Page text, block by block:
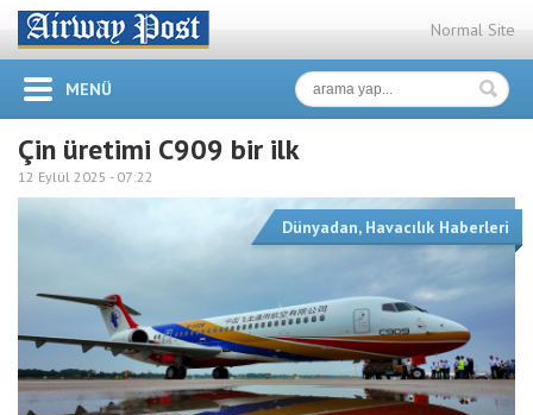
Normal Site
MENÜ
Çin üretimi C909 bir ilk
12 Eylül 2025 - 07:22
Dünyadan, Havacılık Haberleri